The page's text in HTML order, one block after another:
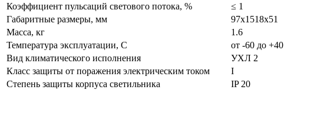
Коэффициент пульсаций светового потока, %
≤ 1
Габаритные размеры, мм
97х1518х51
Масса, кг
1.6
Температура эксплуатации, С
от -60 до +40
Вид климатического исполнения
УХЛ 2
Класс защиты от поражения электрическим током
I
Степень защиты корпуса светильника
IP 20